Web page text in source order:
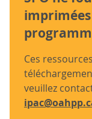
Ces
veuillez